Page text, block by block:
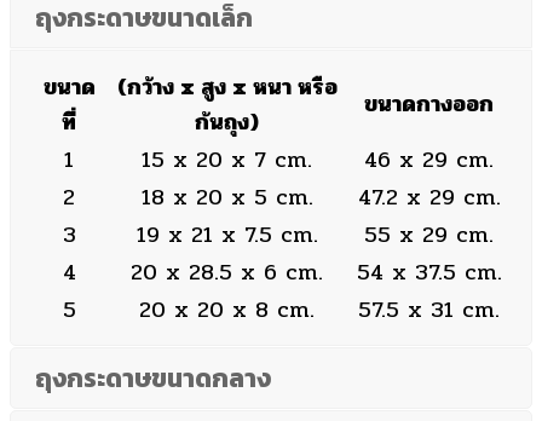
ถุงกระดาษขนาดเล็ก
ขนาด
ที่
(กว้าง x สูง x หนา หรือ
ก้นถุง)
ขนาดกางออก
1
15 x 20 x 7 cm.
46 x 29 cm.
2
18 x 20 x 5 cm.
47.2 x 29 cm.
3
19 x 21 x 7.5 cm.
55 x 29 cm.
4
20 x 28.5 x 6 cm.
54 x 37.5 cm.
5
20 x 20 x 8 cm. 57.5 x 31 cm.
ถุงกระดาษขนาดกลาง